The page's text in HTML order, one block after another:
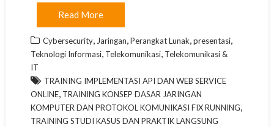
Read More
Cybersecurity, Jaringan,Perangkat Lunak,presentasi,
Teknologi Informasi, Telekomunikasi, Telekomunikasi &
IT
TRAINING IMPLEMENTASI API DAN WEB SERVICE
ONLINE, TRAINING KONSEP DASAR JARINGAN
KOMPUTER DAN PROTOKOL KOMUNIKASI FIX RUNNING,
TRAINING STUDI KASUS DAN PRAKTIK LANGSUNG